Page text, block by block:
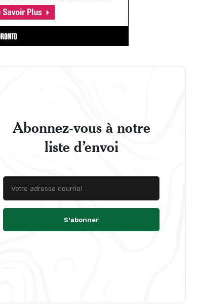
Abonnez-vous à notre
liste d’envoi